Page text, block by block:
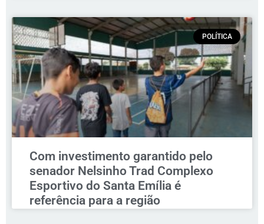
POLÍTICA
Com investimento garantido pelo
senador Nelsinho Trad Complexo
Esportivo do Santa Emília é
referência para a região